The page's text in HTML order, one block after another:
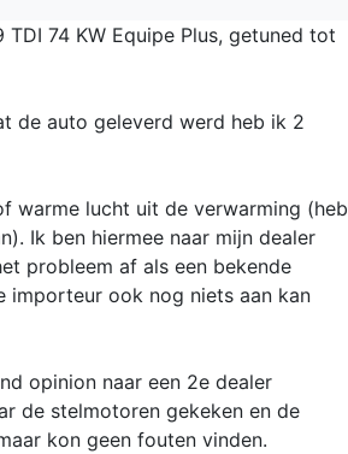
TDI 74 KW Equipe Plus, getuned tot
de auto geleverd werd heb ik 2
warme lucht uit de verwarming (heb
Ik ben hiermee naar mijn dealer
probleem af als een bekende
importeur ook nog niets aan kan
opinion naar een 2e dealer
de stelmotoren gekeken en de
kon geen fouten vinden.